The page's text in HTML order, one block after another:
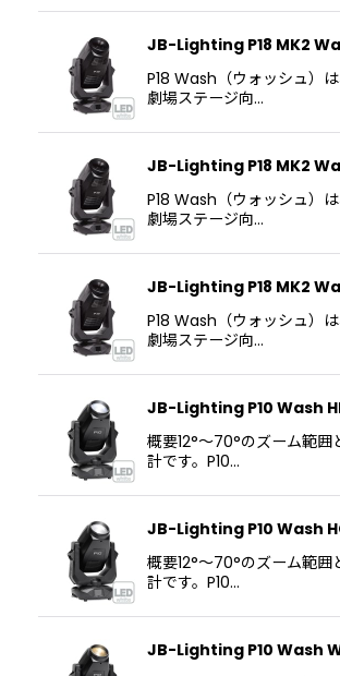
JB-Lighting P18 MK2
P18 Wash（ウォッシュ）
劇場ステージ向…
JB-Lighting P18 MK2
P18 Wash（ウォッシュ）
劇場ステージ向…
JB-Lighting P18 MK2
P18 Wash（ウォッシュ）
劇場ステージ向…
JB-Lighting P10 Wash HP
概要12°〜70°のズーム範
計です。P10…
JB-Lighting P10 Wash HC
概要12°〜70°のズーム範
計です。P10…
JB-Lighting P10 Wash